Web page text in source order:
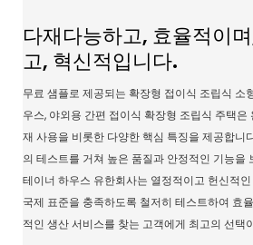
다재다능하고, 효율적이
고, 혁신적입니다.
무료 샘플로 제공되는 확장형 접이식 조립식 소
우스, 야외용 간편 접이식 확장형 조립식 주택
재 사용을 비롯한 다양한 핵심 특징을 제공합니
의 테스트를 거쳐 높은 품질과 안정적인 기능을
테이너 하우스 유한회사는 열정적이고 헌신적
국제 표준을 충족하도록 철저히 테스트하여 효
적인 생산 서비스를 찾는 고객에게 최고의 선택